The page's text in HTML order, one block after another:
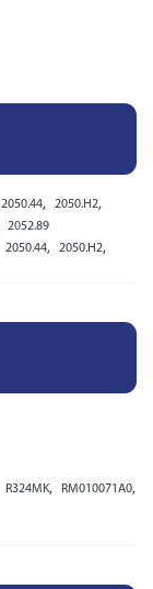
2050.44, 2050.H2,
2052.89
2050.44, 2050.H2,
R324MK, RM010071A0,